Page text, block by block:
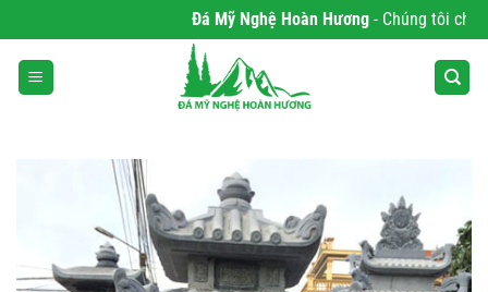
qua
nội
dung
Đá Mỹ Nghệ Hoàn Hương- Chúng tôi